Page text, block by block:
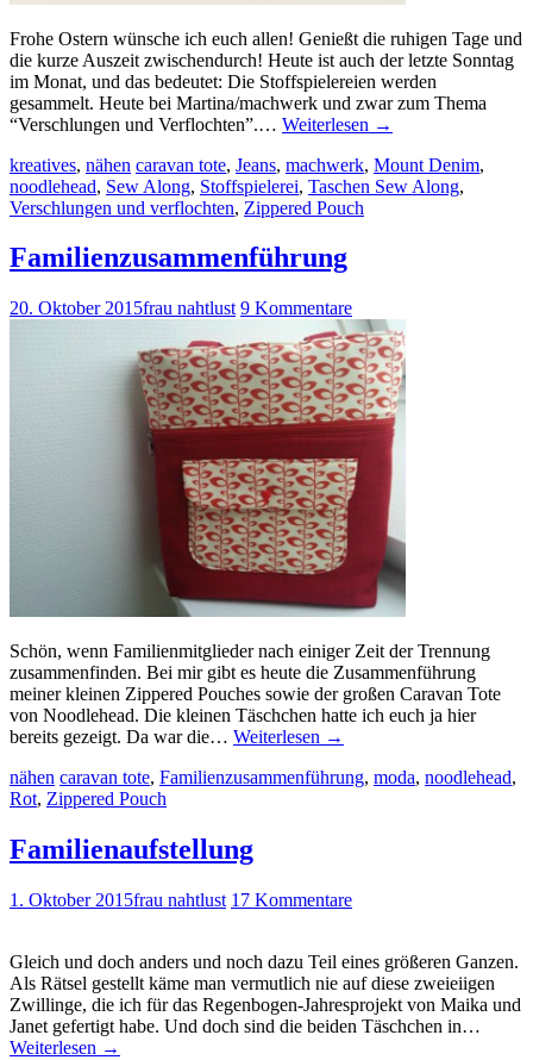
Frohe Ostern wünsche ich euch allen! Genießt die ruhigen Tage und
die kurze Auszeit zwischendurch! Heute ist auch der letzte Sonntag
im Monat, und das bedeutet: Die Stoffspielereien werden
gesammelt. Heute bei Martina/machwerk und zwar zum Thema
“Verschlungen und Verflochten”.… Weiterlesen →
kreatives, nähen caravan tote, Jeans, machwerk, Mount Denim,
noodlehead, Sew Along, Stoffspielerei, Taschen Sew Along,
Verschlungen und verflochten, Zippered Pouch
Familienzusammenführung
20. Oktober 2015frau nahtlust 9 Kommentare
Schön, wenn Familienmitglieder nach einiger Zeit der Trennung
zusammenfinden. Bei mir gibt es heute die Zusammenführung
meiner kleinen Zippered Pouches sowie der großen Caravan Tote
von Noodlehead. Die kleinen Täschchen hatte ich euch ja hier
bereits gezeigt. Da war die… Weiterlesen →
nähen caravan tote, Familienzusammenführung, moda, noodlehead,
Rot, Zippered Pouch
Familienaufstellung
1. Oktober 2015frau nahtlust 17 Kommentare
Gleich und doch anders und noch dazu Teil eines größeren Ganzen.
Als Rätsel gestellt käme man vermutlich nie auf diese zweieiigen
Zwillinge, die ich für das Regenbogen-Jahresprojekt von Maika und
Janet gefertigt habe. Und doch sind die beiden Täschchen in…
Weiterlesen →